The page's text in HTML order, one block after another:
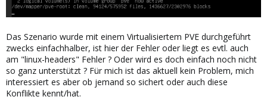
Das Szenario wurde mit einem Virtualisiertem PVE durchgeführt
zwecks einfachhalber, ist hier der Fehler oder liegt es evtl. auch
am "linux-headers" Fehler ? Oder wird es doch einfach noch nicht
so ganz unterstützt ? Für mich ist das aktuell kein Problem, mich
interessiert es aber ob jemand so sichert oder auch diese
Konflikte kennt/hat.